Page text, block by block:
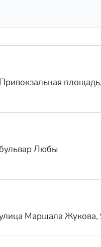
площадь,
Любы
Маршала Жукова,